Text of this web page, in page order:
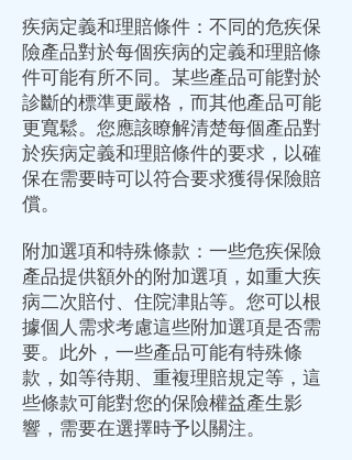
疾病定義和理賠條件：不同的危疾保
險產品對於每個疾病的定義和理賠條
件可能有所不同。某些產品可能對於
診斷的標準更嚴格，而其他產品可能
更寬鬆。您應該瞭解清楚每個產品對
於疾病定義和理賠條件的要求，以確
保在需要時可以符合要求獲得保險賠
償。
附加選項和特殊條款：一些危疾保險
產品提供額外的附加選項，如重大疾
病二次賠付、住院津貼等。您可以根
據個人需求考慮這些附加選項是否需
要。此外，一些產品可能有特殊條
款，如等待期、重複理賠規定等，這
些條款可能對您的保險權益產生影
響，需要在選擇時予以關注。